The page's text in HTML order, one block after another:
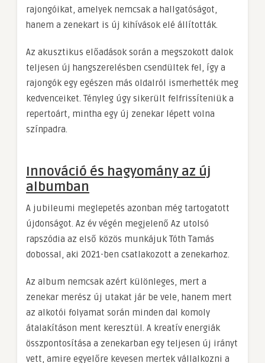
rajongóikat, amelyek nemcsak a hallgatóságot,
hanem a zenekart is új kihívások elé állították.
Az akusztikus előadások során a megszokott dalok
teljesen új hangszerelésben csendültek fel, így a
rajongók egy egészen más oldalról ismerhették meg
kedvenceiket. Tényleg úgy sikerült felfrissíteniük a
repertoárt, mintha egy új zenekar lépett volna
színpadra.
Innováció és hagyomány az új
albumban
A jubileumi meglepetés azonban még tartogatott
újdonságot. Az év végén megjelenő Az utolsó
rapszódia az első közös munkájuk Tóth Tamás
dobossal, aki 2021-ben csatlakozott a zenekarhoz.
Az album nemcsak azért különleges, mert a
zenekar merész új utakat jár be vele, hanem mert
az alkotói folyamat során minden dal komoly
átalakításon ment keresztül. A kreatív energiák
összpontosítása a zenekarban egy teljesen új irányt
vett, amire egyelőre kevesen mertek vállalkozni a